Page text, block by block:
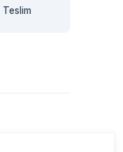
Teslim